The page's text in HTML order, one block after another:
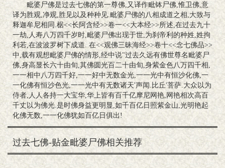
毗婆尸佛是过去七佛的第一尊佛,又译作毗钵尸佛,惟卫佛,意
译为胜观,净观,胜见以及种种见.毗婆尸佛的八相成道之相,大致与
释迦牟尼相同.椐<<长阿含经>>卷一<<大本经>>所述,在过去九十
一劫,人寿八万四千岁时,毗婆尸佛出现于世,为刹帝利的种姓,姓拘
利若,在波波罗树下成道. 在<<观佛三昧海经>>卷十<<念七佛品>>
中,载有观想毗婆尸佛的情形,经中说"过去久远有佛世尊名毗婆尸
佛,身高显长六十由旬,其佛圆光百二十由旬,身紫金色八万四千相,
一一相中八万四千好,一一好中无数金光,一一光中有恒沙化佛,一
一化佛有恒沙色光,一一光中有无数诸天'声闻.比丘'菩萨.大众以为
侍者,人人各持一大宝华,华上皆有百千亿摩尼网艳,网艳相次高百
千丈以为佛光.是时佛身益更明显,如千百亿日照紫金山,光明艳起
化佛无数,一一化佛犹如百亿日俱出!
过去七佛-贴金毗婆尸佛相关推荐